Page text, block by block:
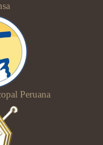
Peruana